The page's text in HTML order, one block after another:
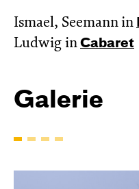
Ismael, Seemann in
Ludwig in Cabaret
Galerie